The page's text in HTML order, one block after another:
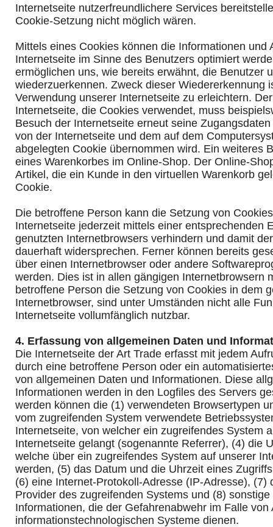
Internetseite nutzerfreundlichere Services
Cookie-Setzung nicht möglich wären.
Mittels eines Cookies können die Informationen und
Internetseite im Sinne des Benutzers optimiert
ermöglichen uns, wie bereits erwähnt, die Benutzer
wiederzuerkennen. Zweck dieser Wiedererkennung
Verwendung unserer Internetseite zu erleichtern.
Internetseite, die Cookies verwendet, muss
Besuch der Internetseite erneut seine
von der Internetseite und dem auf dem
abgelegten Cookie übernommen wird. Ein weiteres
eines Warenkorbes im Online-Shop. Der Online-
Artikel, die ein Kunde in den virtuellen Warenkorb
Cookie.
Die betroffene Person kann die Setzung von
Internetseite jederzeit mittels einer entsprechenden
genutzten Internetbrowsers verhindern und damit
dauerhaft widersprechen. Ferner können bereits
über einen Internetbrowser oder andere
werden. Dies ist in allen gängigen Internetbrowsern
betroffene Person die Setzung von Cookies in dem
Internetbrowser, sind unter Umständen nicht alle
Internetseite vollumfänglich nutzbar.
4. Erfassung von allgemeinen Daten und
Die Internetseite der Art Trade erfasst mit jedem
durch eine betroffene Person oder ein
von allgemeinen Daten und Informationen. Diese
Informationen werden in den Logfiles des Servers
werden können die (1) verwendeten Browsertypen
vom zugreifenden System verwendete
Internetseite, von welcher ein zugreifendes System
Internetseite gelangt (sogenannte Referrer), (4) die
welche über ein zugreifendes System auf unserer
werden, (5) das Datum und die Uhrzeit eines
(6) eine Internet-Protokoll-Adresse (IP-Adresse), (7)
Provider des zugreifenden Systems und (8)
Informationen, die der Gefahrenabwehr im Falle von
informationstechnologischen Systeme dienen.